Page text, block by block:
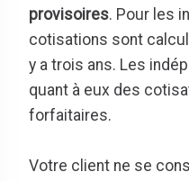
provisoires. Pour les
cotisations sont
y a trois ans. Les
quant à eux des
forfaitaires.
Votre client ne se